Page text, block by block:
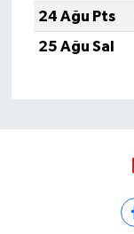
24 Ağu Pts
25 Ağu Sal